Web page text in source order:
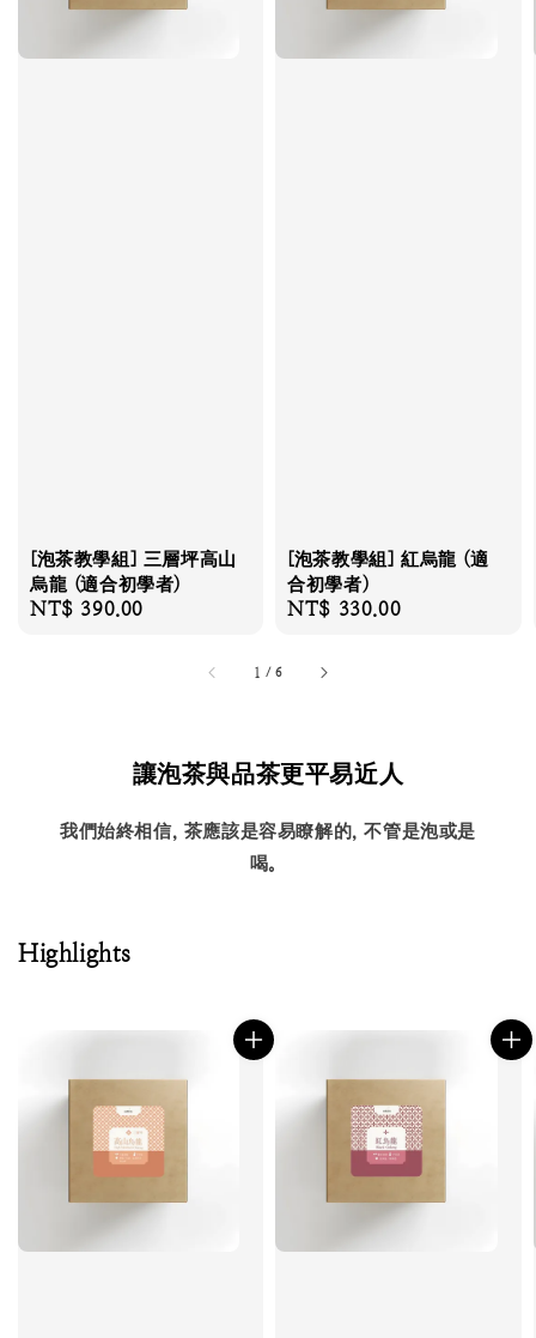
[泡茶教學組] 三層坪高山
烏龍 (適合初學者)
Regular
NT$ 390.00
[泡茶教學組] 紅烏龍 (適
合初學者)
Regular
NT$ 330.00
1 /6
讓泡茶與品茶更平易近人
我們始終相信, 茶應該是容易瞭解的, 不管是泡或是
喝。
Highlights